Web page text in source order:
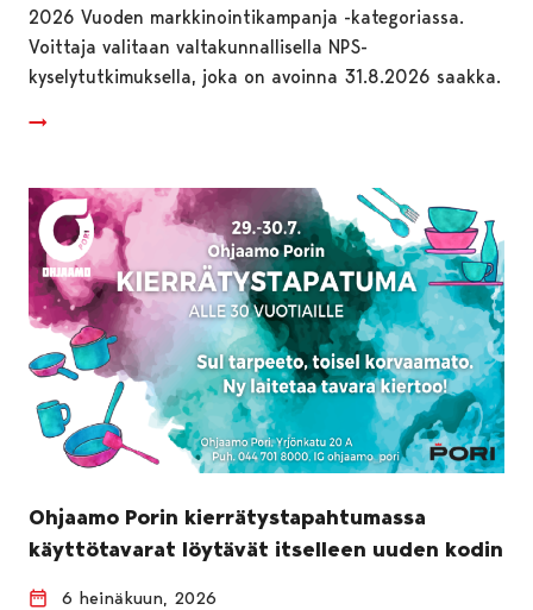
2026 Vuoden markkinointikampanja -kategoriassa.
Voittaja valitaan valtakunnallisella NPS-
kyselytutkimuksella, joka on avoinna 31.8.2026 saakka.
Ohjaamo Porin kierrätystapahtumassa
käyttötavarat löytävät itselleen uuden kodin
6 heinäkuun, 2026